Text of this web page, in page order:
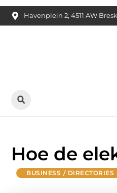
Hoe de
BUSINESS / DIRECTORIES